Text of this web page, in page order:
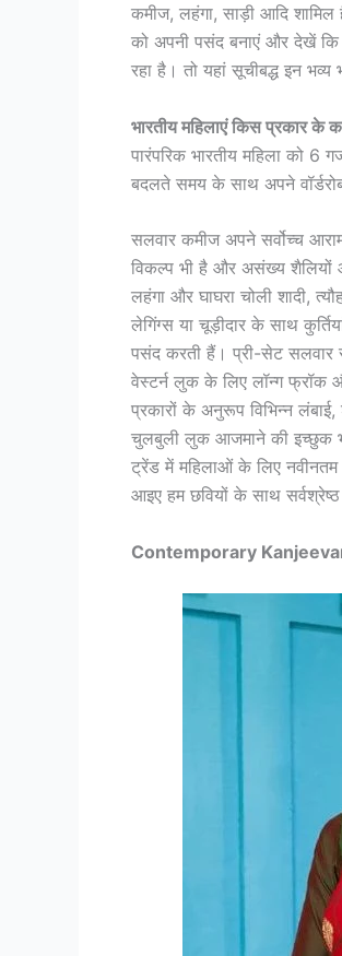
कमीज, लहंगा, साड़ी आदि
को अपनी पसंद बनाएं और देखें कि
रहा है। तो यहां सूचीबद्ध इन
भारतीय महिलाएं किस प्रकार के
पारंपरिक भारतीय महिला को 6
बदलते समय के साथ अपने
सलवार कमीज अपने सर्वोच्च
विकल्प भी है और असंख्य शैलियों
लहंगा और घाघरा चोली शादी,
लेगिंग्स या चूड़ीदार के साथ
पसंद करती हैं। प्री-सेट सलवार
वेस्टर्न लुक के लिए लॉन्ग फ्रॉक
प्रकारों के अनुरूप विभिन्न
चुलबुली लुक आजमाने की इच्छुक
ट्रेंड में महिलाओं के लिए नवीनतम
आइए हम छवियों के साथ
Contemporary